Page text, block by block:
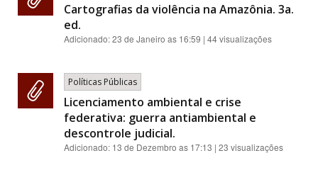
Cartografias da violência na Amazônia. 3a.
ed.
Adicionado:23 de Janeiro as 16:59 | 44 visualizações
Políticas Públicas
Licenciamento ambiental e crise
federativa: guerra antiambiental e
descontrole judicial.
Adicionado: 13 de Dezembro as 17:13 | 23 visualizações